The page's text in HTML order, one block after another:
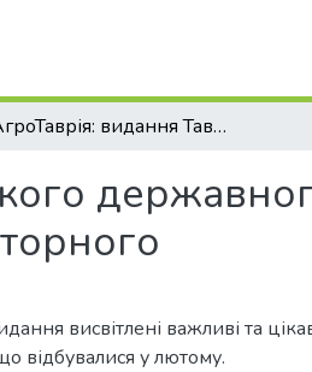
АгроТаврія: видання Таврійського державного агротехнологічного університету імені Дмитра Моторного
висвітлені важливі та
відбувалися у лютому.